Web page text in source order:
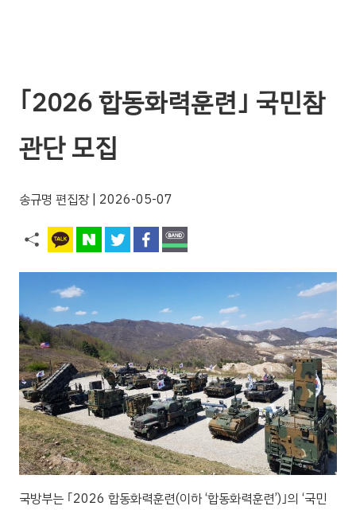
｢2026 합동화력훈련｣ 국민참
관단 모집
송규명 편집장| 2026-05-07
국방부는 ｢2026 합동화력훈련(이하 ‘합동화력훈련’)｣의 ‘국민